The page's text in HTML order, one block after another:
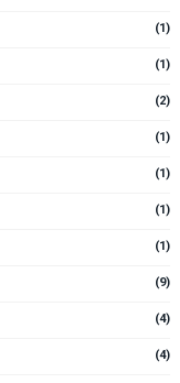
(1)
(1)
(2)
(1)
(1)
(1)
(1)
(9)
(4)
(4)